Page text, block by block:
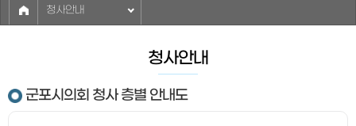
청사안내
청사안내
군포시의회 청사 층별 안내도